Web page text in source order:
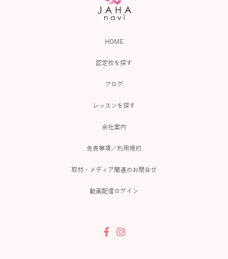
HOME
認定校を探す
ブログ
レッスンを探す
会社案内
免責事項／利用規約
取材・メディア関連のお問合せ
動画配信ログイン